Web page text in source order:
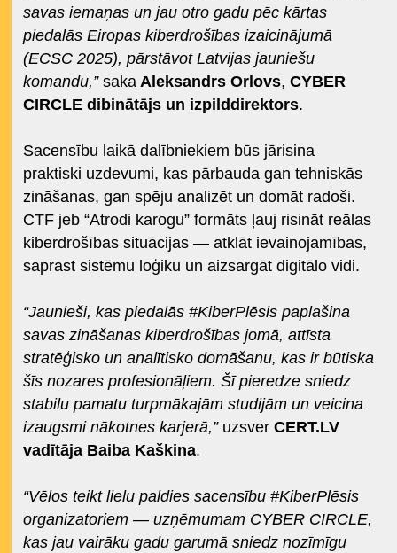
savas iemaņas un jau otro gadu pēc kārtas
piedalās Eiropas kiberdrošības izaicinājumā
(ECSC 2025), pārstāvot Latvijas jauniešu
komandu,”sakaAleksandrs Orlovs, CYBER
CIRCLE dibinātājs un izpilddirektors.
Sacensību laikā dalībniekiem būs jārisina
praktiski uzdevumi, kas pārbauda gan tehniskās
zināšanas, gan spēju analizēt un domāt radoši.
CTF jeb “Atrodi karogu” formāts ļauj risināt reālas
kiberdrošības situācijas — atklāt ievainojamības,
saprast sistēmu loģiku un aizsargāt digitālo vidi.
“Jaunieši, kas piedalās #KiberPlēsis paplašina
savas zināšanas kiberdrošības jomā, attīsta
stratēģisko un analītisko domāšanu, kas ir būtiska
šīs nozares profesionāļiem. Šī pieredze sniedz
stabilu pamatu turpmākajām studijām un veicina
izaugsmi nākotnes karjerā,”uzsverCERT.LV
vadītāja Baiba Kaškina.
“Vēlos teikt lielu paldies sacensību #KiberPlēsis
organizatoriem — uzņēmumam CYBER CIRCLE,
kas jau vairāku gadu garumā sniedz nozīmīgu